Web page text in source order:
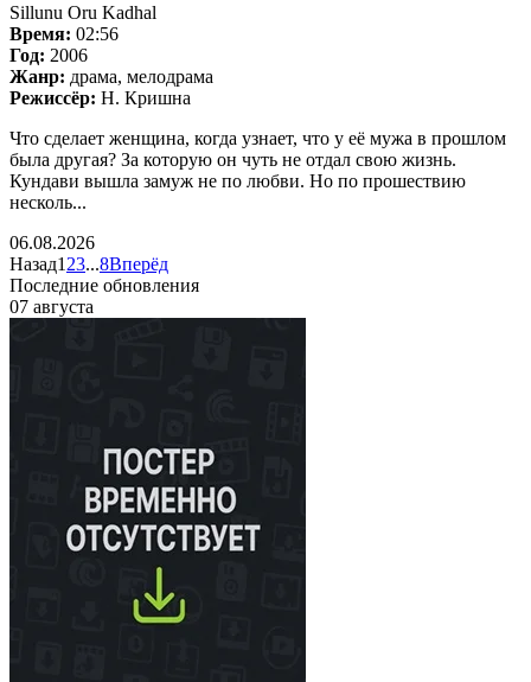
Sillunu Oru Kadhal
Время: 02:56
Год: 2006
Жанр: драма, мелодрама
Режиссёр: Н. Кришна
Что сделает женщина, когда узнает, что у её мужа в прошлом
была другая? За которую он чуть не отдал свою жизнь.
Кундави вышла замуж не по любви. Но по прошествию
несколь...
06.08.2026
Назад1 23...8Вперёд
Последние обновления
07 августа